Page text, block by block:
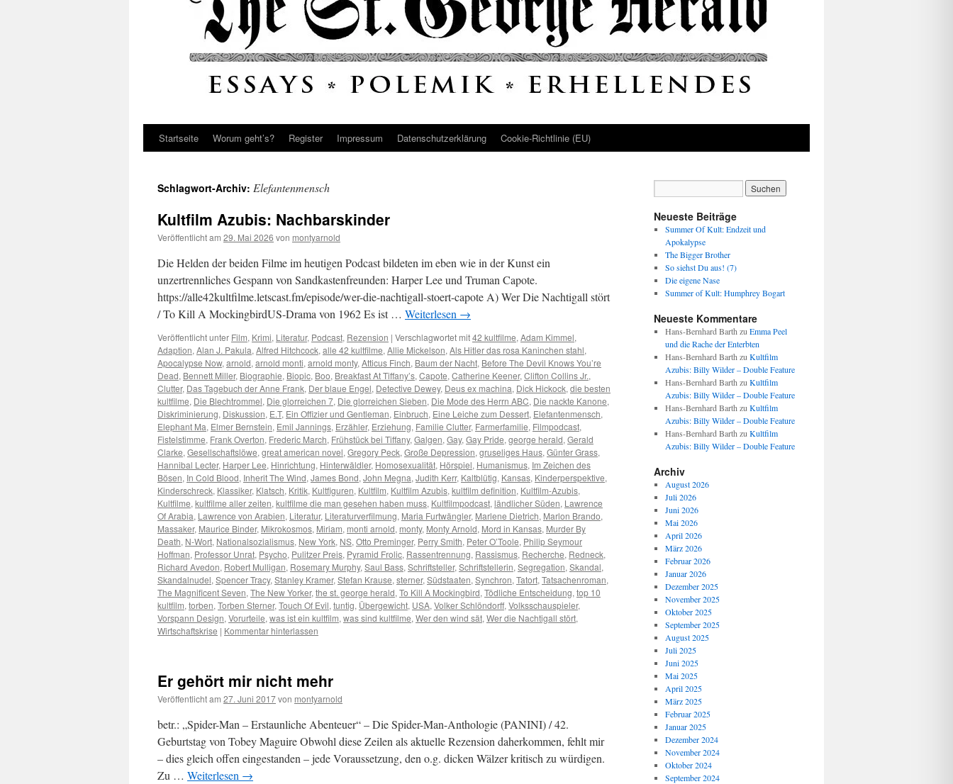
Startseite Worum geht’s? Register Impressum Datenschutz­erklärung Cookie-Richtlinie (EU)
Schlagwort-Archiv: Elefantenmensch
Kultfilm Azubis: Nachbarskinder
Veröffentlicht am 29. Mai 2026 von montyarnold
Die Helden der beiden Filme im heutigen Podcast bildeten im eben wie in der Kunst ein
unzertrennliches Gespann von Sandkastenfreunden: Harper Lee und Truman Capote.
https://alle42kultfilme.letscast.fm/episode/wer-die-nachtigall-stoert-capote A) Wer Die Nachtigall stört
/ To Kill A MockingbirdUS-Drama von 1962 Es ist … Weiterlesen →
Veröffentlicht unter Film, Krimi, Literatur, Podcast, Rezension | Verschlagwortet mit42 kultfilme, Adam Kimmel,
Adaption, Alan J. Pakula, Alfred Hitchcock, alle 42 kultfilme, Allie Mickelson, Als Hitler das rosa Kaninchen stahl,
Apocalypse Now, arnold, arnold monti, arnold monty, Atticus Finch, Baum der Nacht, Before The Devil Knows You’re
Dead, Bennett Miller, Biographie, Biopic, Boo, Breakfast At Tiffany’s, Capote, Catherine Keener, Clifton Collins Jr.,
Clutter, Das Tagebuch der Anne Frank, Der blaue Engel, Detective Dewey, Deus ex machina, Dick Hickock, die besten
kultfilme, Die Blechtrommel, Die glorreichen 7, Die glorreichen Sieben, Die Mode des Herrn ABC, Die nackte Kanone,
Diskriminierung, Diskussion, E.T, Ein Offizier und Gentleman, Einbruch, Eine Leiche zum Dessert, Elefantenmensch,
Elephant Ma, Elmer Bernstein, Emil Jannings, Erzähler, Erziehung, Familie Clutter, Farmerfamilie, Filmpodcast,
Fistelstimme, Frank Overton, Frederic March, Frühstück bei Tiffany, Galgen, Gay, Gay Pride, george herald, Gerald
Clarke, Gesellschaftslöwe, great american novel, Gregory Peck, Große Depression, gruseliges Haus, Günter Grass,
Hannibal Lecter, Harper Lee, Hinrichtung, Hinterwäldler, Homosexualität, Hörspiel, Humanismus, Im Zeichen des
Bösen, In Cold Blood, Inherit The Wind, James Bond, John Megna, Judith Kerr, Kaltblütig, Kansas, Kinderperspektive,
Kinderschreck, Klassiker, Klatsch, Kritik, Kultfiguren, Kultfilm, Kultfilm Azubis, kultfilm definition, Kultfilm-Azubis,
Kultfilme, kultfilme aller zeiten, kultfilme die man gesehen haben muss, Kultfilmpodcast, ländlicher Süden, Lawrence
Of Arabia, Lawrence von Arabien, Literatur, Literaturverfilmung, Maria Furtwängler, Marlene Dietrich, Marlon Brando,
Massaker, Maurice Binder, Mikrokosmos, Miriam, monti arnold, monty, Monty Arnold, Mord in Kansas, Murder By
Death, N-Wort, Nationalsozialismus, New York, NS, Otto Preminger, Perry Smith, Peter O’Toole, Philip Seymour
Hoffman, Professor Unrat, Psycho, Pulitzer Preis, Pyramid Frolic, Rassentrennung, Rassismus, Recherche, Redneck,
Richard Avedon, Robert Mulligan, Rosemary Murphy, Saul Bass, Schriftsteller, Schriftstellerin, Segregation, Skandal,
Skandalnudel, Spencer Tracy, Stanley Kramer, Stefan Krause, sterner, Südstaaten, Synchron, Tatort, Tatsachenroman,
The Magnificent Seven, The New Yorker, the st. george herald, To Kill A Mockingbird, Tödliche Entscheidung, top 10
kultfilm, torben, Torben Sterner, Touch Of Evil, tuntig, Übergewicht, USA, Volker Schlöndorff, Volksschauspieler,
Vorspann Design, Vorurteile, was ist ein kultfilm, was sind kultfilme, Wer den wind sät, Wer die Nachtigall stört,
Wirtschaftskrise | Kommentar hinterlassen
Er gehört mir nicht mehr
Veröffentlicht am 27. Juni 2017von montyarnold
betr.: „Spider-Man – Erstaunliche Abenteuer“ – Die Spider-Man-Anthologie (PANINI) / 42.
Geburtstag von Tobey Maguire Obwohl diese Zeilen als aktuelle Rezension daherkommen, fehlt mir
– dies gleich offen eingestanden – jede Voraussetzung, den o.g. dicken Wälzer kritisch zu würdigen.
Zu … Weiterlesen →
Neueste Beiträge
Summer Of Kult: Endzeit und
Apokalypse
The Bigger Brother
So siehst Du aus! (7)
Die eigene Nase
Summer of Kult: Humphrey Bogart
Neueste Kommentare
Hans-Bernhard Barth zu Emma Peel
und die Rache der Enterbten
Hans-Bernhard Barth zu Kultfilm
Azubis: Billy Wilder – Double Feature
Hans-Bernhard Barth zu Kultfilm
Azubis: Billy Wilder – Double Feature
Hans-Bernhard Barth zu Kultfilm
Azubis: Billy Wilder – Double Feature
Hans-Bernhard Barth zu Kultfilm
Azubis: Billy Wilder – Double Feature
Archiv
August 2026
Juli 2026
Juni 2026
Mai 2026
April 2026
März 2026
Februar 2026
Januar 2026
Dezember 2025
November 2025
Oktober 2025
September 2025
August 2025
Juli 2025
Juni 2025
Mai 2025
April 2025
März 2025
Februar 2025
Januar 2025
Dezember 2024
November 2024
Oktober 2024
September 2024